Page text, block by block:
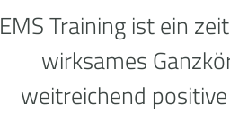
EMS Training ist ein
wirksames
weitreichend